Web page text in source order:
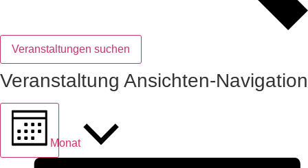
Veranstaltungen suchen
Veranstaltung Ansichten-Navigation
Monat